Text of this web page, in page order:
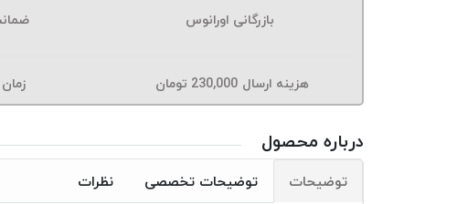
بازرگانی اورانوس
هزینه ارسال 230,000 تومان
درباره محصول
توضیحات توضیحات تخصصی نظرات